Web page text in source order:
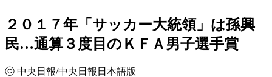
２０１７年「サッカー大統領」は孫興
民…通算３度目のＫＦＡ男子選手賞
ⓒ 中央日報/中央日報日本語版